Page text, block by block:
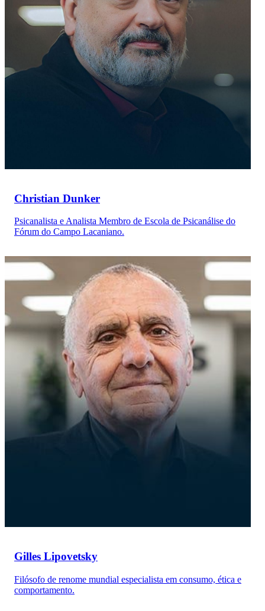
Christian Dunker
Psicanalista e Analista Membro de Escola de Psicanálise do
Fórum do Campo Lacaniano.
Gilles Lipovetsky
Filósofo de renome mundial especialista em consumo, ética e
comportamento.